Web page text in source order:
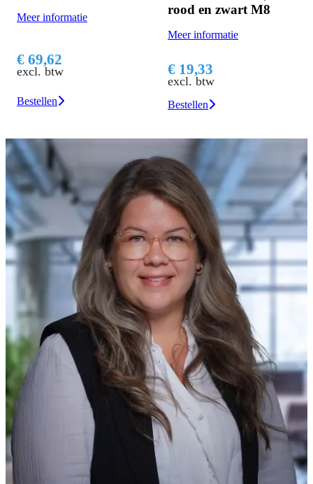
informatie
btw
rood en zwart M8
Meer informatie
€ 19,33
excl. btw
Bestellen